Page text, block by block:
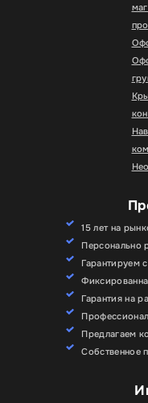
15 лет на
Персонально
Гарантируем
Гарантия на
Предлагаем
Собственное